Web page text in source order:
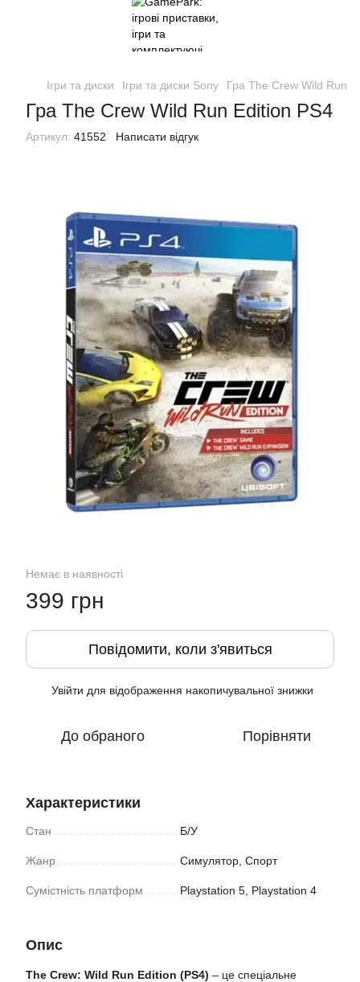
Ігри та диски Ігри та диски Sony Гра The Crew Wild Run
Гра The Crew Wild Run Edition PS4
Артикул: 41552 Написати відгук
Немає в наявності
399 грн
Повідомити, коли з'явиться
Увійти для відображення накопичувальної знижки
До обраного Порівняти
Характеристики
Стан Б/У
Жанр Симулятор, Спорт
Сумістність платформ Playstation 5, Playstation 4
Опис
The Crew: Wild Run Edition (PS4) – це спеціальне